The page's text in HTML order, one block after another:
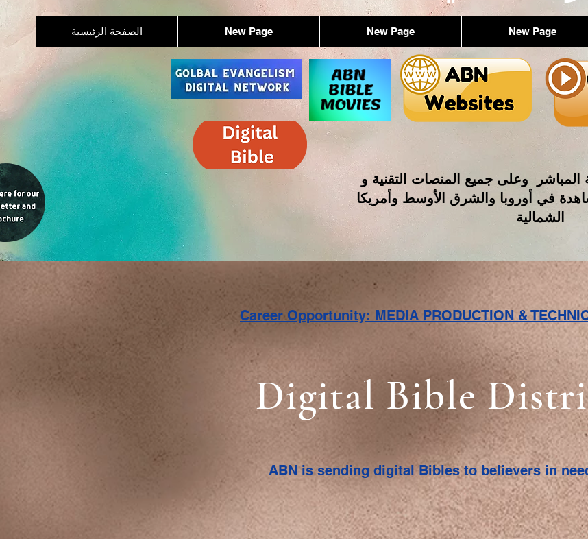
الصفحة الرئيسية New Page New Page New Page
المباشر وعلى جميع المنصات التقنية و
في أوروبا والشرق الأوسط وأمريكا
الشمالية
Career Opportunity: MEDIA PRODUCTION &
Digital Bible
ABN is sending digital Bibles to believers in